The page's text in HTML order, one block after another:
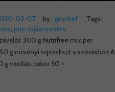
03-07 by : gmchef
Tags:
pite tojásmentes
300 g Nutrifree mix per
g növényi tejrizsliszt a szóráshoz A
g vaníliás cukor 50 +